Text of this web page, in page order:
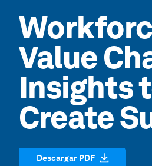
Value
Insights
Create
Descargar PDF